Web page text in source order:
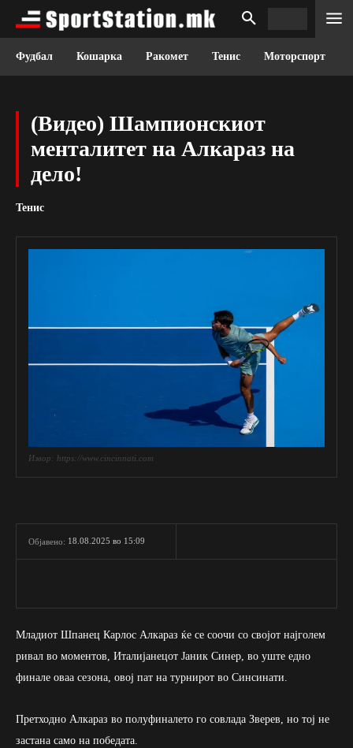
Фудбал Кошарка Ракомет Тенис Моторспорт
(Видео) Шампионскиот
менталитет на Алкараз на
дело!
Тенис
Извор: https://www.cincinnati.com
Објавено: 18.08.2025 во 15:09
Младиот Шпанец Карлос Алкараз ќе се соочи со својот најголем
ривал во моментов, Италијанецот Јаник Синер, во уште едно
финале оваа сезона, овој пат на турнирот во Синсинати.
Претходно Алкараз во полуфиналето го совлада Зверев, но тој не
застана само на победата.